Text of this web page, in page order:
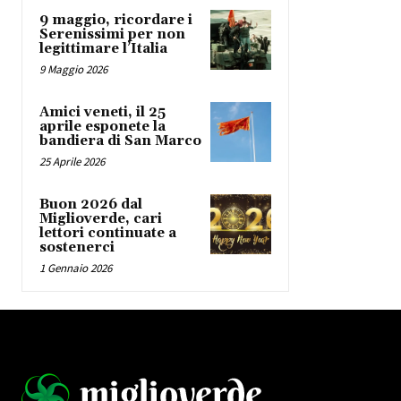
9 maggio, ricordare i
Serenissimi per non
legittimare l’Italia
9 Maggio 2026
Amici veneti, il 25
aprile esponete la
bandiera di San Marco
25 Aprile 2026
Buon 2026 dal
Miglioverde, cari
lettori continuate a
sostenerci
1 Gennaio 2026